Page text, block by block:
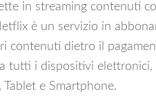
in streaming contenuti
è un servizio in
contenuti dietro il
tutti i dispositivi elettronici,
Tablet e Smartphone.